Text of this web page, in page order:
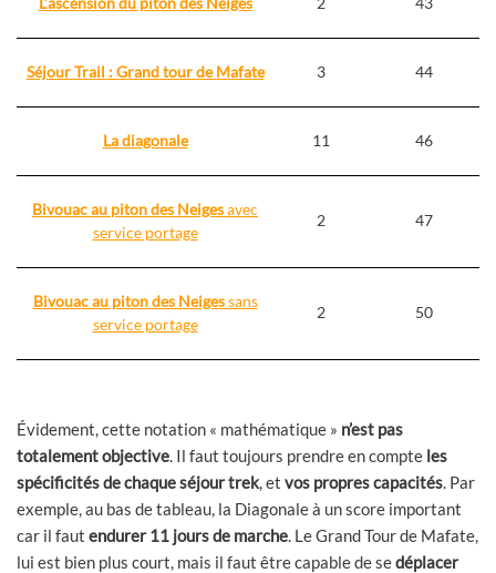
Séjour Trail : Grand tour de Mafate 3 44
La diagonale 11 46
Bivouac au piton des Neigesavec
service portage
2 47
Bivouac au piton des Neigessans
service portage
2 50
Évidement, cette notation « mathématique » n’est pas
totalement objective. Il faut toujours prendre en compte les
spécificités de chaque séjour trek, et vos propres capacités. Par
exemple, au bas de tableau, la Diagonale à un score important
car il faut endurer 11 jours de marche. Le Grand Tour de Mafate,
lui est bien plus court, mais il faut être capable de sedéplacer